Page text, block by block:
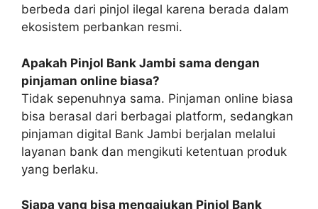
berbeda dari pinjol ilegal karena berada dalam
ekosistem perbankan resmi.
Apakah Pinjol Bank Jambi sama dengan
pinjaman online biasa?
Tidak sepenuhnya sama. Pinjaman online biasa
bisa berasal dari berbagai platform, sedangkan
pinjaman digital Bank Jambi berjalan melalui
layanan bank dan mengikuti ketentuan produk
yang berlaku.
Siapa yang bisa mengajukan Pinjol Bank